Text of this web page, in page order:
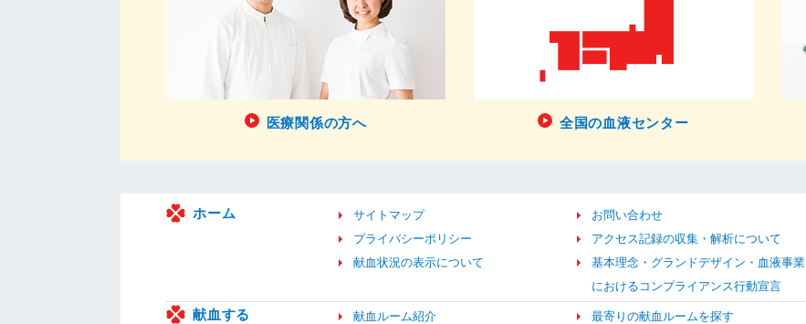
医療関係の方へ 全国の血液センター
ホーム サイトマップ お問い合わせ
プライバシーポリシー
アクセス記録の収集・解析について
献血状況の表示について
基本理念・グランドデザイン・血液事業
におけるコンプライアンス行動宣言
献血する 献血ルーム紹介 最寄りの献血ルームを探す